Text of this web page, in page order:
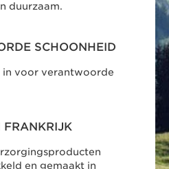
duurzaam.
SCHOONHEID
in voor verantwoorde
FRANKRIJK
en gemaakt in